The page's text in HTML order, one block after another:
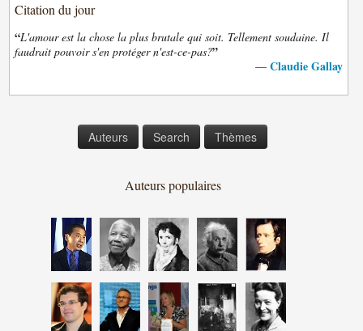
Citation du jour
“L'amour est la chose la plus brutale qui soit. Tellement soudaine. Il
faudrait pouvoir s'en protéger n'est-ce-pas?”
— Claudie Gallay
Auteurs Search Thèmes
Auteurs populaires